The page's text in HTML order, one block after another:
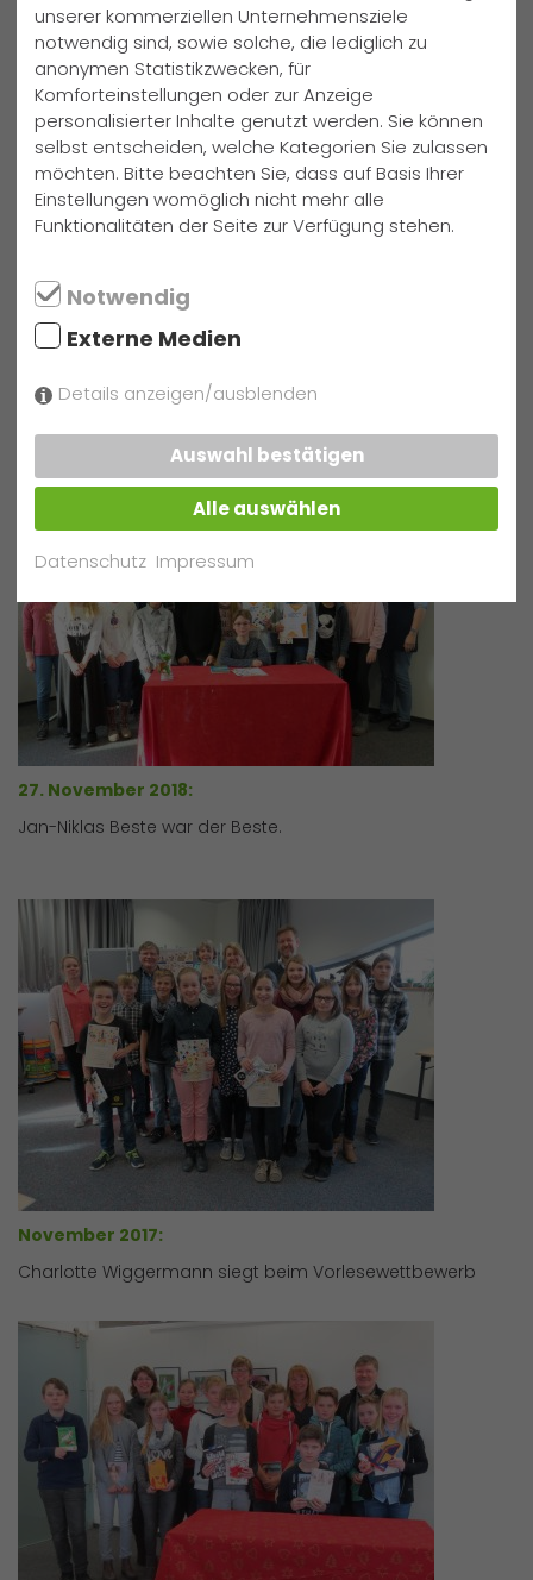
Jon Arne Lienert macht das Rennen
27. November 2019:
Mina Wiechert gewinnt Vorlesewettbewerb in einem
27. November 2018:
Jan-Niklas Beste war der Beste.
November 2017:
Charlotte Wiggermann siegt beim Vorlesewettbewerb
unserer kommerziellen Unternehmensziele
notwendig sind, sowie solche, die lediglich zu
anonymen Statistikzwecken, für
Komforteinstellungen oder zur Anzeige
personalisierter Inhalte genutzt werden. Sie können
selbst entscheiden, welche Kategorien Sie zulassen
möchten. Bitte beachten Sie, dass auf Basis Ihrer
Einstellungen womöglich nicht mehr alle
Funktionalitäten der Seite zur Verfügung stehen.
Notwendig
Externe Medien
Details anzeigen/ausblenden
Auswahl bestätigen
Alle auswählen
Datenschutz Impressum